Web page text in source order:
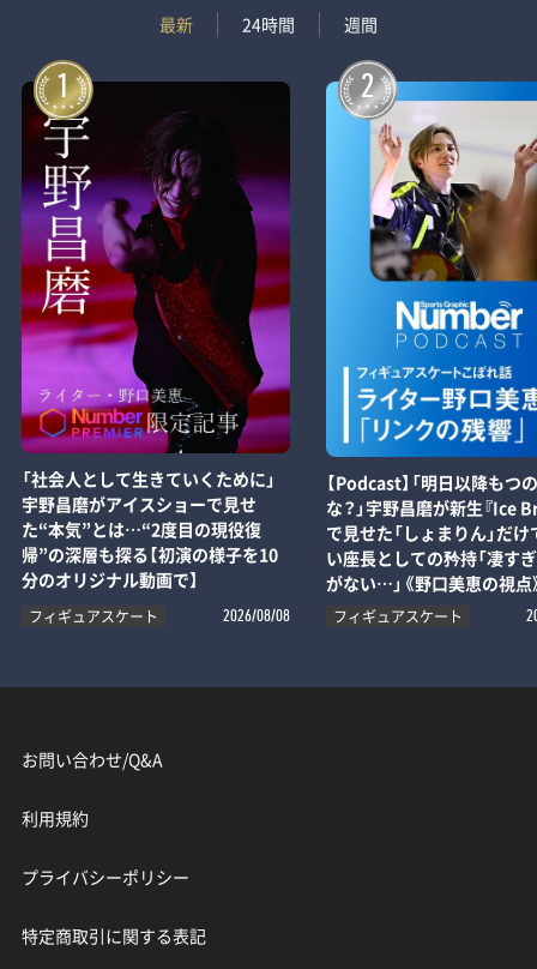
最新
24時間 週間
1
「社会人として生きていくために」
宇野昌磨がアイスショーで見せ
た“本気”とは…“2度目の現役復
帰”の深層も探る【初演の様子を10
分のオリジナル動画で】
フィギュアスケート 2026/08/08
2
【Podcast】「明日以降もつ
な？」宇野昌磨が新生『Ice
で見せた「しょまりん」だ
い座長としての矜持「凄す
がない…」《野口美恵の視点
フィギュアスケート
お問い合わせ/Q&A
利用規約
プライバシーポリシー
特定商取引に関する表記